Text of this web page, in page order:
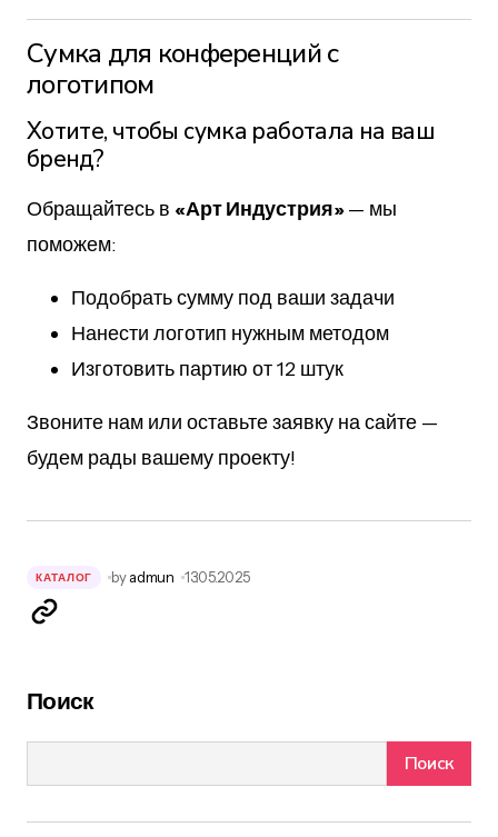
Сумка для конференций с
логотипом
Хотите, чтобы сумка работала на ваш
бренд?
Обращайтесь в «Арт Индустрия»— мы
поможем:
Подобрать сумму под ваши задачи
Нанести логотип нужным методом
Изготовить партию от 12 штук
Звоните нам или оставьте заявку на сайте —
будем рады вашему проекту!
КАТАЛОГ by admun 13.05.2025
Поиск
Поиск